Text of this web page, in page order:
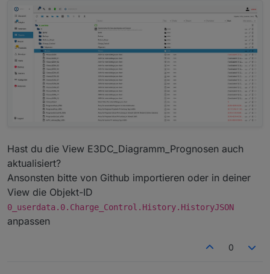
Hast du die View E3DC_Diagramm_Prognosen auch
aktualisiert?
Ansonsten bitte von Github importieren oder in deiner
View die Objekt-ID
0_userdata.0.Charge_Control.History.HistoryJSON
anpassen
0